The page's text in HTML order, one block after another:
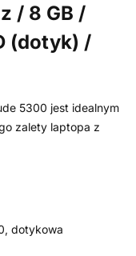
/ 8 GB /
(dotyk) /
5300 jest idealnym
zalety laptopa z
dotykowa